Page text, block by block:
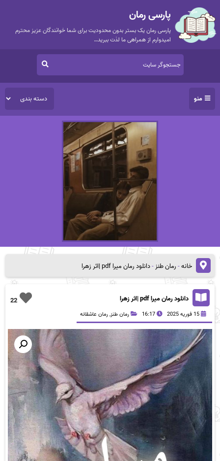
پارسی رمان
پارسی رمان یک بستر بدون محدودیت برای شما خوانندگان عزیز محترم
امیدوارم از همراهی ما لذت ببرید…
منو
خانه-رمان طنز-دانلود رمان میرا pdf |اثر زهرا
22 دانلود رمان میرا pdf |اثر زهرا
15 فوریه 2025 16:17 رمان طنز,رمان عاشقانه